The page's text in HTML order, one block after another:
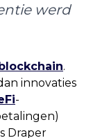
werd
blockchain.
innovaties
-
Draper